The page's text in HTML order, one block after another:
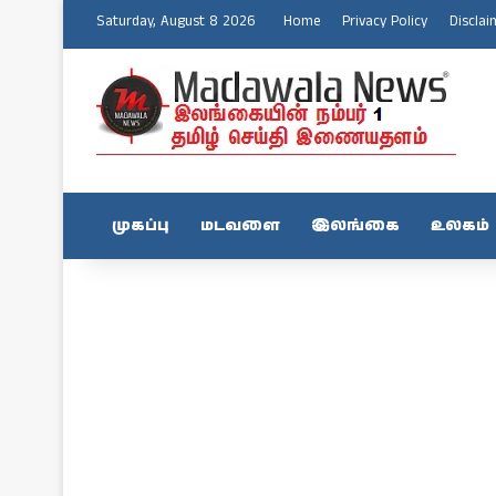
Saturday, August 8 2026 Home Privacy Policy
முகப்பு மடவளை இலங்கை உலகம்